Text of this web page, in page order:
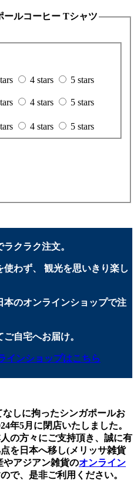
ールコーヒー Tシャツ
4 stars
5 stars
4 stars
5 stars
4 stars 5 stars
クラク注文。
わず、 観光を思いきり楽し
本のオンラインショップで注
自宅へお届け。
インショップはこちら
しに拘ったシンガポールお
年5月に閉店いたしました。
の方々にご支持頂き、誠に有
を日本へ移し(メリッサ雑貨
やアジアン雑貨のオンライン
で、是非ご利用ください。